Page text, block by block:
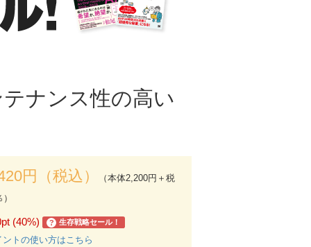
ナンス性の高い
円（税込）
（本体2,200円＋税
(40%) ? 生存戦略セール！
ントの使い方はこちら